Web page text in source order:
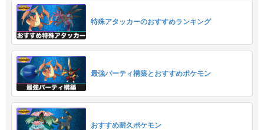
特殊アタッカーのおすすめランキング
最強パーティ構築とおすすめポケモン
おすすめ耐久ポケモン